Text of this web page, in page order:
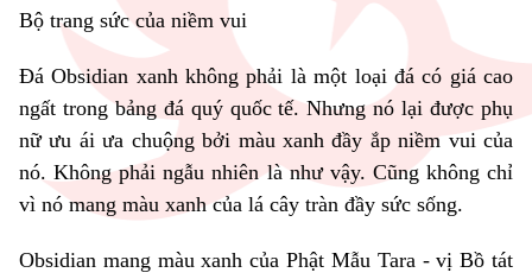
Bộ trang sức của niềm vui
Đá Obsidian xanh không phải là một loại đá có giá cao
ngất trong bảng đá quý quốc tế. Nhưng nó lại được phụ
nữ ưu ái ưa chuộng bởi màu xanh đầy ắp niềm vui của
nó. Không phải ngẫu nhiên là như vậy. Cũng không chỉ
vì nó mang màu xanh của lá cây tràn đầy sức sống.
Obsidian mang màu xanh của Phật Mẫu Tara - vị Bồ tát